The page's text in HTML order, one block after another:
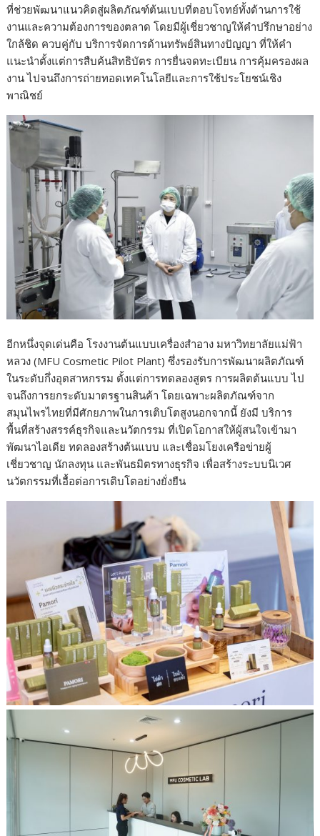
ที่ช่วยพัฒนาแนวคิดสู่ผลิตภัณฑ์ต้นแบบที่ตอบโจทย์ทั้งด้านการใช้
งานและความต้องการของตลาด โดยมีผู้เชี่ยวชาญให้คำปรึกษาอย่าง
ใกล้ชิด ควบคู่กับบริการจัดการด้านทรัพย์สินทางปัญญา ที่ให้คำ
แนะนำตั้งแต่การสืบค้นสิทธิบัตร การยื่นจดทะเบียน การคุ้มครองผล
งาน ไปจนถึงการถ่ายทอดเทคโนโลยีและการใช้ประโยชน์เชิง
พาณิชย์
อีกหนึ่งจุดเด่นคือโรงงานต้นแบบเครื่องสำอาง มหาวิทยาลัยแม่ฟ้า
หลวง (MFU Cosmetic Pilot Plant) ซึ่งรองรับการพัฒนาผลิตภัณฑ์
ในระดับกึ่งอุตสาหกรรม ตั้งแต่การทดลองสูตร การผลิตต้นแบบ ไป
จนถึงการยกระดับมาตรฐานสินค้า โดยเฉพาะผลิตภัณฑ์จาก
สมุนไพรไทยที่มีศักยภาพในการเติบโตสูงนอกจากนี้ ยังมี บริการ
พื้นที่สร้างสรรค์ธุรกิจและนวัตกรรม ที่เปิดโอกาสให้ผู้สนใจเข้ามา
พัฒนาไอเดีย ทดลองสร้างต้นแบบ และเชื่อมโยงเครือข่ายผู้
เชี่ยวชาญ นักลงทุน และพันธมิตรทางธุรกิจ เพื่อสร้างระบบนิเวศ
นวัตกรรมที่เอื้อต่อการเติบโตอย่างยั่งยืน